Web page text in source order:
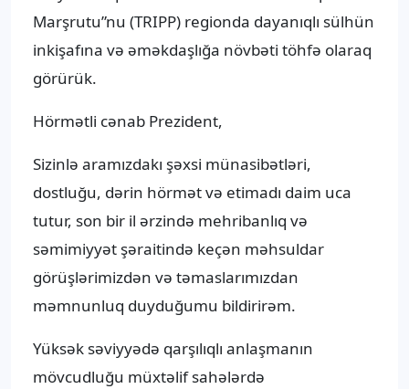
Marşrutu”nu (TRIPP) regionda dayanıqlı sülhün
inkişafına və əməkdaşlığa növbəti töhfə olaraq
görürük.
Hörmətli cənab Prezident,
Sizinlə aramızdakı şəxsi münasibətləri,
dostluğu, dərin hörmət və etimadı daim uca
tutur, son bir il ərzində mehribanlıq və
səmimiyyət şəraitində keçən məhsuldar
görüşlərimizdən və təmaslarımızdan
məmnunluq duyduğumu bildirirəm.
Yüksək səviyyədə qarşılıqlı anlaşmanın
mövcudluğu müxtəlif sahələrdə